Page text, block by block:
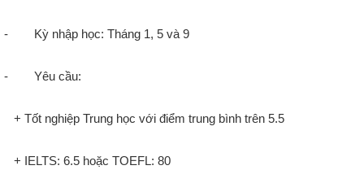
- Kỳ nhập học: Tháng 1, 5 và 9
- Yêu cầu:
+ Tốt nghiệp Trung học với điểm trung bình trên 5.5
+ IELTS: 6.5 hoặc TOEFL: 80